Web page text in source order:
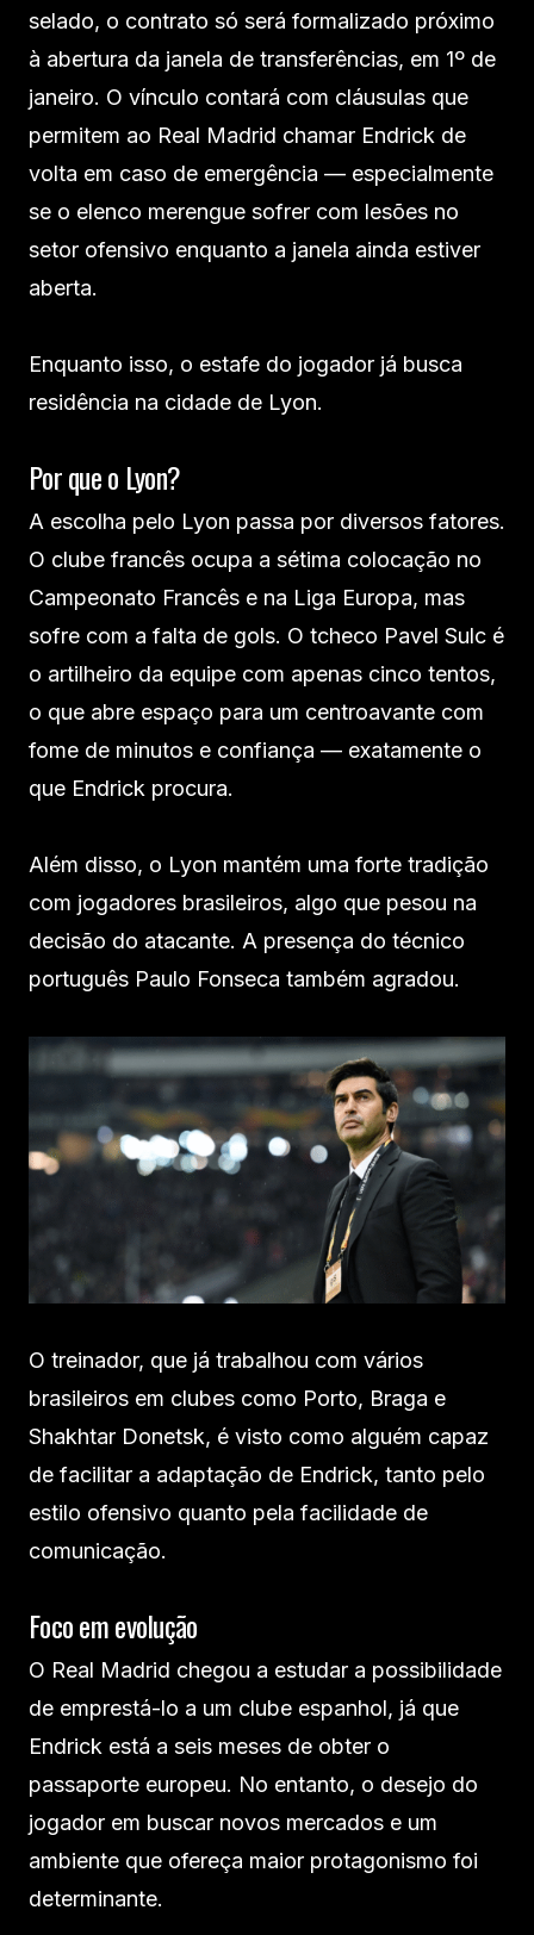
selado, o contrato só será formalizado próximo
à abertura da janela de transferências, em 1º de
janeiro. O vínculo contará com cláusulas que
permitem ao Real Madrid chamar Endrick de
volta em caso de emergência — especialmente
se o elenco merengue sofrer com lesões no
setor ofensivo enquanto a janela ainda estiver
aberta.
Enquanto isso, o estafe do jogador já busca
residência na cidade de Lyon.
Por que o Lyon?
A escolha pelo Lyon passa por diversos fatores.
O clube francês ocupa a sétima colocação no
Campeonato Francês e na Liga Europa, mas
sofre com a falta de gols. O tcheco Pavel Sulc é
o artilheiro da equipe com apenas cinco tentos,
o que abre espaço para um centroavante com
fome de minutos e confiança — exatamente o
que Endrick procura.
Além disso, o Lyon mantém uma forte tradição
com jogadores brasileiros, algo que pesou na
decisão do atacante. A presença do técnico
português Paulo Fonseca também agradou.
O treinador, que já trabalhou com vários
brasileiros em clubes como Porto, Braga e
Shakhtar Donetsk, é visto como alguém capaz
de facilitar a adaptação de Endrick, tanto pelo
estilo ofensivo quanto pela facilidade de
comunicação.
Foco em evolução
O Real Madrid chegou a estudar a possibilidade
de emprestá-lo a um clube espanhol, já que
Endrick está a seis meses de obter o
passaporte europeu. No entanto, o desejo do
jogador em buscar novos mercados e um
ambiente que ofereça maior protagonismo foi
determinante.